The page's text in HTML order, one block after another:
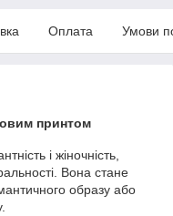
Оплата Умови
принтом
і жіночність,
Вона стане
образу або